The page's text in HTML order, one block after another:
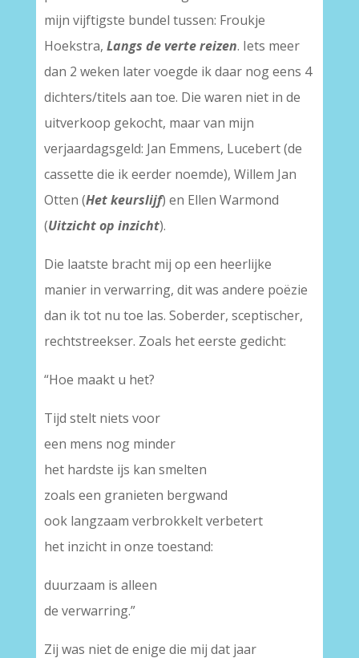
mijn vijftigste bundel tussen: Froukje
Hoekstra, Langs de verte reizen. Iets meer
dan 2 weken later voegde ik daar nog eens 4
dichters/titels aan toe. Die waren niet in de
uitverkoop gekocht, maar van mijn
verjaardagsgeld: Jan Emmens, Lucebert (de
cassette die ik eerder noemde), Willem Jan
Otten (Het keurslijf) en Ellen Warmond
(Uitzicht op inzicht).
Die laatste bracht mij op een heerlijke
manier in verwarring, dit was andere poëzie
dan ik tot nu toe las. Soberder, sceptischer,
rechtstreekser. Zoals het eerste gedicht:
“Hoe maakt u het?
Tijd stelt niets voor
een mens nog minder
het hardste ijs kan smelten
zoals een granieten bergwand
ook langzaam verbrokkelt verbetert
het inzicht in onze toestand:
duurzaam is alleen
de verwarring.”
Zij was niet de enige die mij dat jaar